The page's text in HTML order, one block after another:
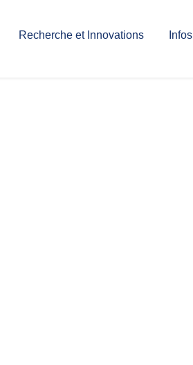
Recherche et Innovations Infos